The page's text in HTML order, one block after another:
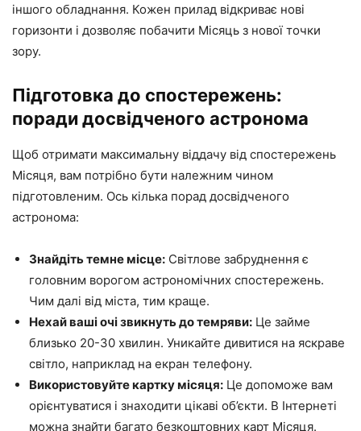
іншого обладнання. Кожен прилад відкриває нові
горизонти і дозволяє побачити Місяць з нової точки
зору.
Підготовка до спостережень:
поради досвідченого астронома
Щоб отримати максимальну віддачу від спостережень
Місяця, вам потрібно бути належним чином
підготовленим. Ось кілька порад досвідченого
астронома:
Знайдіть темне місце: Світлове забруднення є
головним ворогом астрономічних спостережень.
Чим далі від міста, тим краще.
Нехай ваші очі звикнуть до темряви: Це займе
близько 20-30 хвилин. Уникайте дивитися на яскраве
світло, наприклад на екран телефону.
Використовуйте картку місяця: Це допоможе вам
орієнтуватися і знаходити цікаві об’єкти. В Інтернеті
можна знайти багато безкоштовних карт Місяця.